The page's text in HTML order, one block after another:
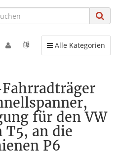
Toggle navigation
Alle Kategorien
für den VW
an die
P6